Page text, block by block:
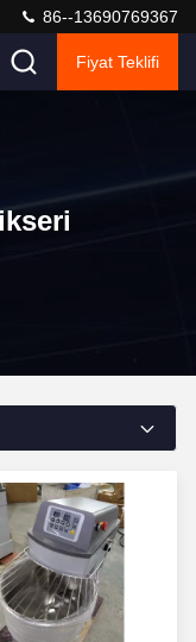
86--13690769367
Fiyat Teklifi